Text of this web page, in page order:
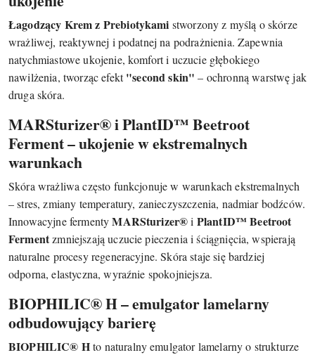
Łagodzący Krem z Prebiotykami stworzony z myślą o skórze
wrażliwej, reaktywnej i podatnej na podrażnienia. Zapewnia
natychmiastowe ukojenie, komfort i uczucie głębokiego
nawilżenia, tworząc efekt"second skin" – ochronną warstwę jak
druga skóra.
MARSturizer® i PlantID™ Beetroot
Ferment – ukojenie w ekstremalnych
warunkach
Skóra wrażliwa często funkcjonuje w warunkach ekstremalnych
– stres, zmiany temperatury, zanieczyszczenia, nadmiar bodźców.
Innowacyjne fermentyMARSturizer®i PlantID™ Beetroot
Fermentzmniejszają uczucie pieczenia i ściągnięcia, wspierają
naturalne procesy regeneracyjne. Skóra staje się bardziej
odporna, elastyczna, wyraźnie spokojniejsza.
BIOPHILIC® H – emulgator lamelarny
odbudowujący barierę
BIOPHILIC® Hto naturalny emulgator lamelarny o strukturze